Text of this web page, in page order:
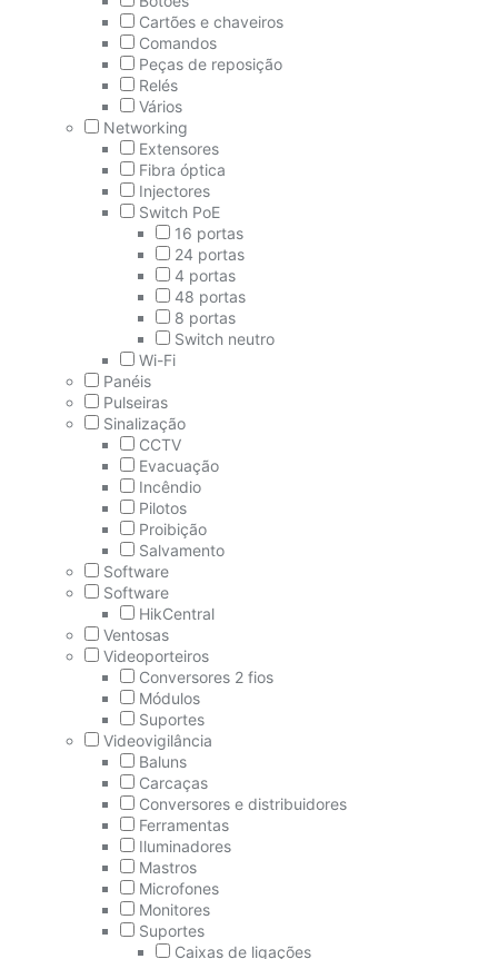
Cartões e chaveiros
Comandos
Peças de reposição
Relés
Vários
Networking
Extensores
Fibra óptica
Injectores
Switch PoE
16 portas
24 portas
4 portas
48 portas
8 portas
Switch neutro
Wi-Fi
Panéis
Pulseiras
Sinalização
CCTV
Evacuação
Incêndio
Pilotos
Proibição
Salvamento
Software
Software
HikCentral
Ventosas
Videoporteiros
Conversores 2 fios
Módulos
Suportes
Videovigilância
Baluns
Carcaças
Conversores e distribuidores
Ferramentas
Iluminadores
Mastros
Microfones
Monitores
Suportes
Caixas de ligações